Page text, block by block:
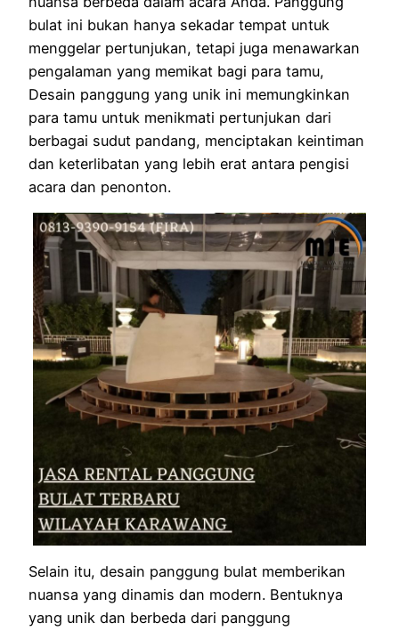
bulat ini bukan hanya sekadar tempat untuk
menggelar pertunjukan, tetapi juga menawarkan
pengalaman yang memikat bagi para tamu,
Desain panggung yang unik ini memungkinkan
para tamu untuk menikmati pertunjukan dari
berbagai sudut pandang, menciptakan keintiman
dan keterlibatan yang lebih erat antara pengisi
acara dan penonton.
Selain itu, desain panggung bulat memberikan
nuansa yang dinamis dan modern. Bentuknya
yang unik dan berbeda dari panggung